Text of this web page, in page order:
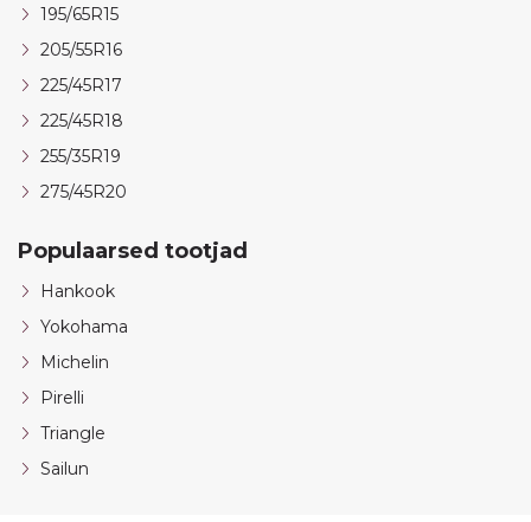
195/65R15
205/55R16
225/45R17
225/45R18
255/35R19
275/45R20
Populaarsed tootjad
Hankook
Yokohama
Michelin
Pirelli
Triangle
Sailun